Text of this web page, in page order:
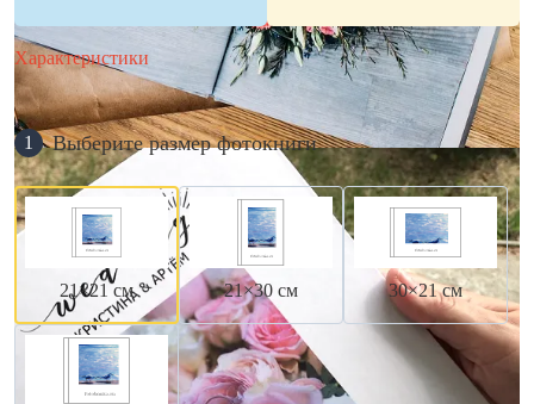
Характеристики
1 Выберите размер фотокниги
21×21 см 21×30 см 30×21 см